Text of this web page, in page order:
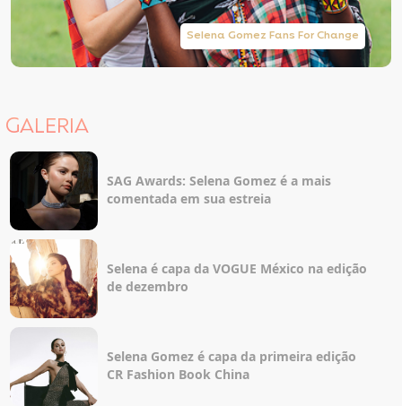
Selena Gomez Fans For Change
GALERIA
SAG Awards: Selena Gomez é a mais
comentada em sua estreia
Selena é capa da VOGUE México na edição
de dezembro
Selena Gomez é capa da primeira edição
CR Fashion Book China